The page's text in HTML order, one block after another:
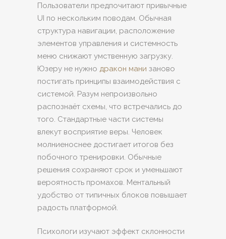
Пользователи предпочитают привычные
UI по нескольким поводам. Обычная
структура навигации, расположение
элементов управления и системность
меню снижают умственную загрузку.
Юзеру не нужно дракон мани заново
постигать принципы взаимодействия с
системой. Разум непроизвольно
распознаёт схемы, что встречались до
того. Стандартные части системы
влекут восприятие веры. Человек
молниеноснее достигает итогов без
побочного тренировки. Обычные
решения сохраняют срок и уменьшают
вероятность промахов. Ментальный
удобство от типичных блоков повышает
радость платформой.
Психологи изучают эффект склонности